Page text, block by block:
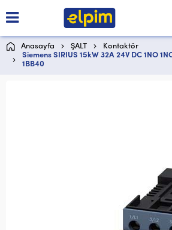
Anasayfa ŞALT
Kontaktör
Siemens SIRIUS 15kW 32A 24V DC 1NO
1BB40